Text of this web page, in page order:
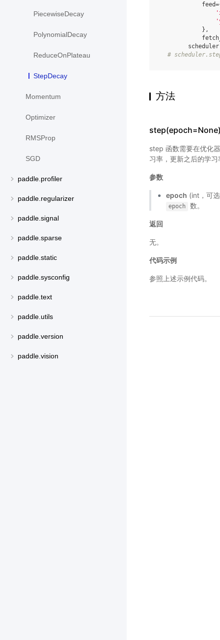
PiecewiseDecay
PolynomialDecay
ReduceOnPlateau
StepDecay
Momentum
Optimizer
RMSProp
SGD
paddle.profiler
paddle.regularizer
paddle.signal
paddle.sparse
paddle.static
paddle.sysconfig
paddle.text
paddle.utils
paddle.version
paddle.vision
feed=
},
scheduler
#
方法
step 函数需要在优化
习率，更新之后的学
参数
epoch (int，可
epoch 数。
返回
无。
代码示例
参照上述示例代码。